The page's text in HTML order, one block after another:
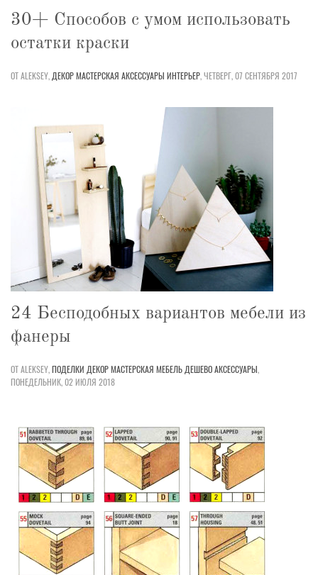
30+ Способов с умом использовать
остатки краски
ОТ ALEKSEY, ДЕКОРМАСТЕРСКАЯ АКСЕССУАРЫ ИНТЕРЬЕР,ЧЕТВЕРГ, 07 СЕНТЯБРЯ 2017
24 Бесподобных вариантов мебели из
фанеры
ОТ ALEKSEY,ПОДЕЛКИ ДЕКОРМАСТЕРСКАЯ МЕБЕЛЬ ДЕШЕВОАКСЕССУАРЫ,
ПОНЕДЕЛЬНИК, 02 ИЮЛЯ 2018